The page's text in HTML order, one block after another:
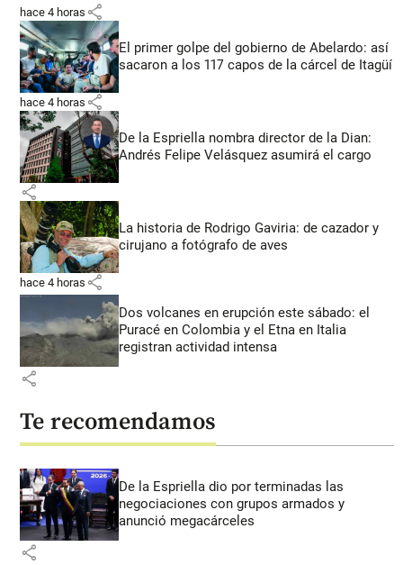
hace 4 horas share
El primer golpe del gobierno de Abelardo: así
sacaron a los 117 capos de la cárcel de Itagüí
hace 4 horas share
De la Espriella nombra director de la Dian:
Andrés Felipe Velásquez asumirá el cargo
share
La historia de Rodrigo Gaviria: de cazador y
cirujano a fotógrafo de aves
hace 4 horas share
Dos volcanes en erupción este sábado: el
Puracé en Colombia y el Etna en Italia
registran actividad intensa
share
Te recomendamos
De la Espriella dio por terminadas las
negociaciones con grupos armados y
anunció megacárceles
share